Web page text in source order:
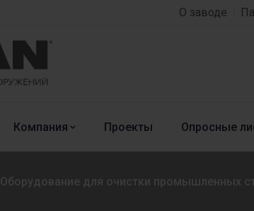
О заводе
Компания Проекты Опросные
Оборудование для очистки промышленных